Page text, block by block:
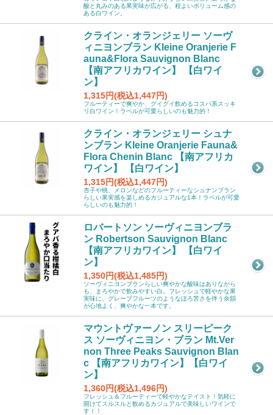
酸と丸みのある果実味が広がる、程よいボリューム感の
ある白ワイン。
クライン・オランジェリー ソーヴ
ィニヨンブラン Kleine Oranjerie F
auna&Flora Sauvignon Blanc
【南アフリカワイン】 【白ワイ
ン】
1,315円(税込1,447円)
フルーティーで爽やか、グイグイ飲めるコスパ系スッキ
リ白ワイン！ラベルが可愛らしいのも魅力的！
クライン・オランジェリー シュナ
ンブラン Kleine Oranjerie Fauna&
Flora Chenin Blanc 【南アフリカ
ワイン】 【白ワイン】
1,315円(税込1,447円)
杏子や桃、メロンなどのフルーティーなシュナンブラン
らしい果実感を楽しめるカジュアルな1本！ラベルが可愛
らしいのも魅力的！
ロバートソン ソーヴィニヨンブラ
ン Robertson Sauvignon Blanc
【南アフリカワイン】 【白ワイ
ン】
1,350円(税込1,485円)
ソーヴィニヨンブランらしい爽やかな酸味はありながら
も、まろやかで飲みやすい白。フレッシュで軽やかな果
実味に、グレープフルーツのようなほろ苦さを伴う余韻
が心地よく、爽やかな一本です。
マウントヴァーノン スリーピーク
ス ソーヴィニヨン・ブラン Mt.Ver
non Three Peaks Sauvignon Blan
c 【南アフリカワイン】【白ワイ
ン】
1,360円(税込1,496円)
フレッシュ＆フルーティーで軽やかなテイスト！気軽に
開けてスルスルと飲めるカジュアルで美味しいワインで
す！！